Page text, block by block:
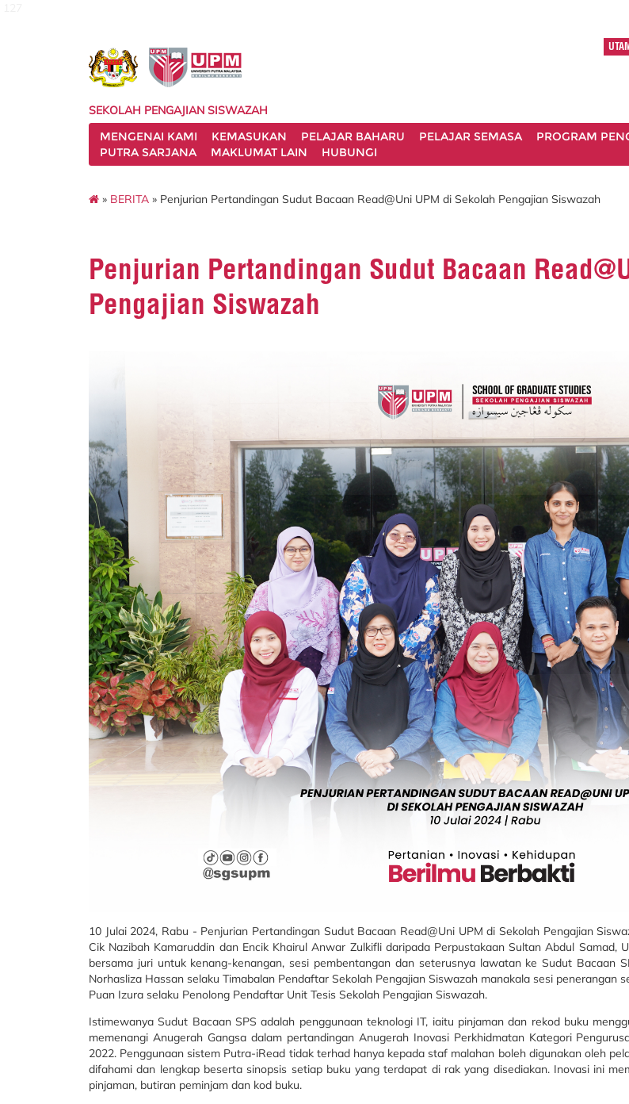
SEKOLAH PENGAJIAN SISWAZAH
MENGENAI KAMI
KEMASUKAN PELAJAR BAHARU PELAJAR SEMASA PROGRAM
PUTRA SARJANA
MAKLUMAT LAIN HUBUNGI
» BERITA » Penjurian Pertandingan Sudut Bacaan Read@Uni UPM di Sekolah Pengajian Siswazah
Penjurian Pertandingan Sudut Bacaan
Pengajian Siswazah
10 Julai 2024, Rabu - Penjurian Pertandingan Sudut Bacaan Read@Uni UPM di Sekolah Pengajian
Cik Nazibah Kamaruddin dan Encik Khairul Anwar Zulkifli daripada Perpustakaan Sultan Abdul Samad,
bersama juri untuk kenang-kenangan, sesi pembentangan dan seterusnya lawatan ke Sudut Bacaan
Norhasliza Hassan selaku Timabalan Pendaftar Sekolah Pengajian Siswazah manakala sesi penerangan
Puan Izura selaku Penolong Pendaftar Unit Tesis Sekolah Pengajian Siswazah.
Istimewanya Sudut Bacaan SPS adalah penggunaan teknologi IT, iaitu pinjaman dan rekod buku
memenangi Anugerah Gangsa dalam pertandingan Anugerah Inovasi Perkhidmatan Kategori
2022. Penggunaan sistem Putra-iRead tidak terhad hanya kepada staf malahan boleh digunakan oleh
difahami dan lengkap beserta sinopsis setiap buku yang terdapat di rak yang disediakan. Inovasi ini
pinjaman, butiran peminjam dan kod buku.